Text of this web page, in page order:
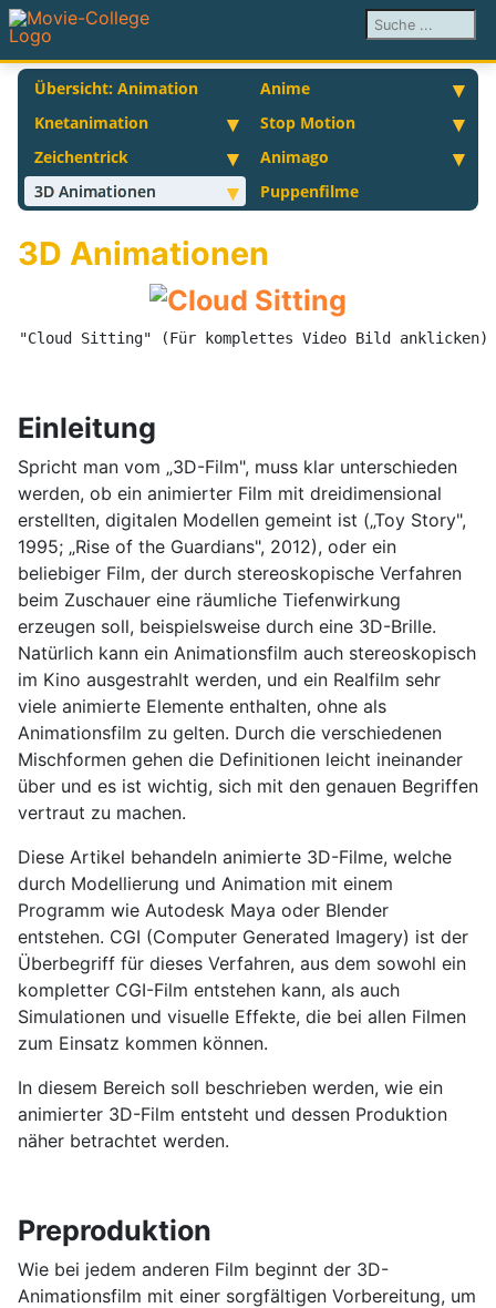
Suchen ...
Übersicht: Animation
Anime
Knetanimation
Stop Motion
Zeichentrick
Animago
3D Animationen
Puppenfilme
3D Animationen
"Cloud Sitting" (Für komplettes Video Bild anklicken)
Einleitung
Spricht man vom „3D-Film", muss klar unterschieden
werden, ob ein animierter Film mit dreidimensional
erstellten, digitalen Modellen gemeint ist („Toy Story",
1995; „Rise of the Guardians", 2012), oder ein
beliebiger Film, der durch stereoskopische Verfahren
beim Zuschauer eine räumliche Tiefenwirkung
erzeugen soll, beispielsweise durch eine 3D-Brille.
Natürlich kann ein Animationsfilm auch stereoskopisch
im Kino ausgestrahlt werden, und ein Realfilm sehr
viele animierte Elemente enthalten, ohne als
Animationsfilm zu gelten. Durch die verschiedenen
Mischformen gehen die Definitionen leicht ineinander
über und es ist wichtig, sich mit den genauen Begriffen
vertraut zu machen.
Diese Artikel behandeln animierte 3D-Filme, welche
durch Modellierung und Animation mit einem
Programm wie Autodesk Maya oder Blender
entstehen. CGI (Computer Generated Imagery) ist der
Überbegriff für dieses Verfahren, aus dem sowohl ein
kompletter CGI-Film entstehen kann, als auch
Simulationen und visuelle Effekte, die bei allen Filmen
zum Einsatz kommen können.
In diesem Bereich soll beschrieben werden, wie ein
animierter 3D-Film entsteht und dessen Produktion
näher betrachtet werden.
Preproduktion
Wie bei jedem anderen Film beginnt der 3D-
Animationsfilm mit einer sorgfältigen Vorbereitung, um